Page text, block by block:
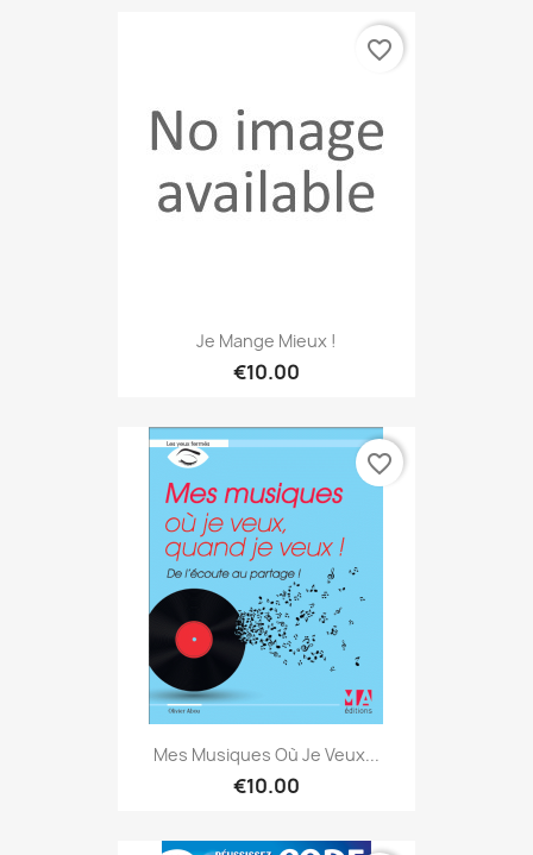
Je Mange Mieux !
€10.00
favorite_border
Mes Musiques Où Je Veux...
€10.00
favorite_border